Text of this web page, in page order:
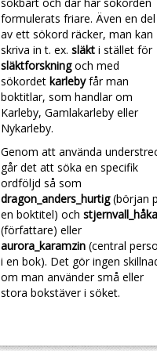
formulerats friare. Även en del
av ett sökord räcker, man kan
skriva in t. ex. släkt i stället för
släktforskningoch med
sökordet karlebyfår man
boktitlar, som handlar om
Karleby, Gamlakarleby eller
Nykarleby.
Genom att använda
går det att söka en specifik
ordföljd så som
dragon_anders_hurtig(början
en boktitel) och
(författare) eller
aurora_karamzin (central
i en bok). Det gör ingen
om man använder små eller
stora bokstäver i söket.